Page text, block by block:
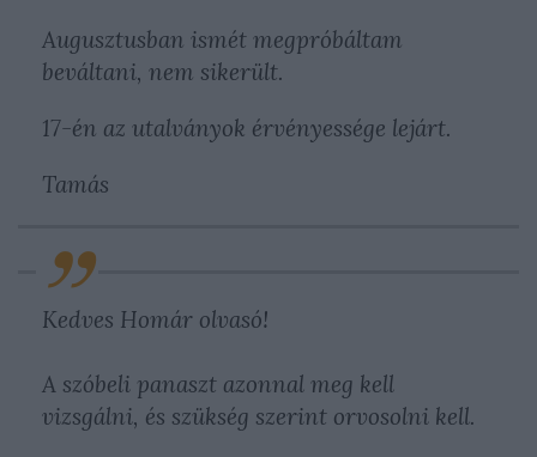
Augusztusban ismét megpróbáltam
beváltani, nem sikerült.
17-én az utalványok érvényessége lejárt.
Tamás
Kedves Homár olvasó!
A szóbeli panaszt azonnal meg kell
vizsgálni, és szükség szerint orvosolni kell.